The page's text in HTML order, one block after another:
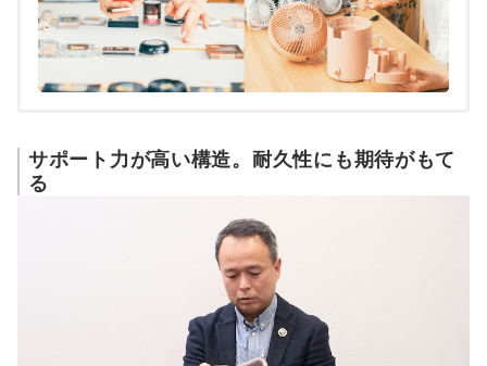
サポート力が高い構造。耐久性にも期待がもて
る